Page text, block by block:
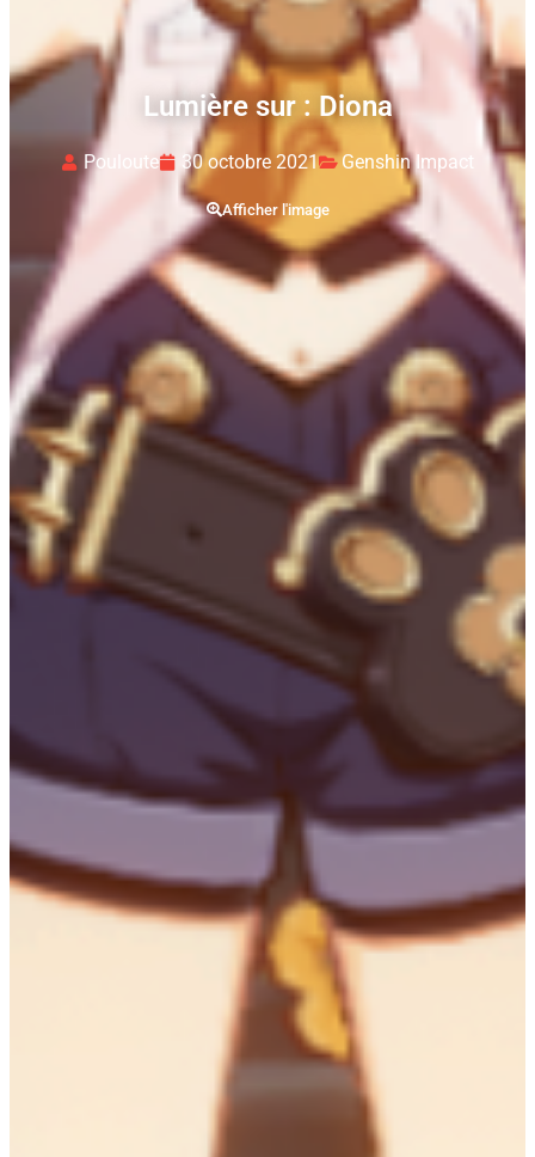
Lumière sur : Diona
Pouloute 30 octobre 2021 Genshin Impact
Afficher l'image